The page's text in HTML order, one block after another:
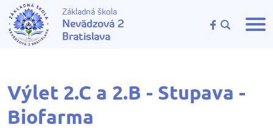
Základná škola
Nevädzová 2
Bratislava
Výlet 2.C a 2.B - Stupava -
Biofarma